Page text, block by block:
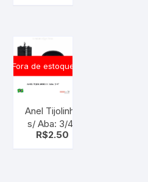
Fora de estoque
Anel Tijolinho
s/ Aba: 3/4″
Equipamentos
R$2.50